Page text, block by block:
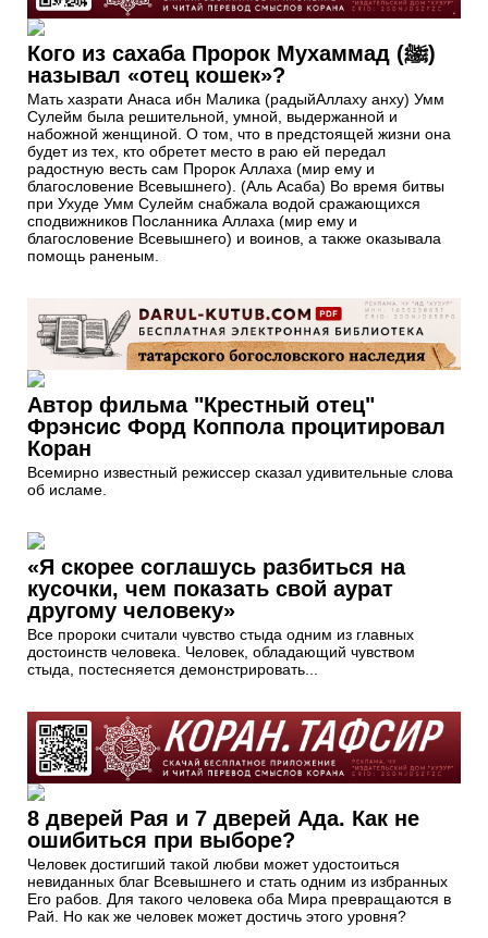
Кого из сахаба Пророк Мухаммад (ﷺ)
называл «отец кошек»?
Мать хазрати Анаса ибн Малика (радыйАллаху анху) Умм
Сулейм была решительной, умной, выдержанной и
набожной женщиной. О том, что в предстоящей жизни она
будет из тех, кто обретет место в раю ей передал
радостную весть сам Пророк Аллаха (мир ему и
благословение Всевышнего). (Аль Асаба) Во время битвы
при Ухуде Умм Сулейм снабжала водой сражающихся
сподвижников Посланника Аллаха (мир ему и
благословение Всевышнего) и воинов, а также оказывала
помощь раненым.
Автор фильма "Крестный отец"
Фрэнсис Форд Коппола процитировал
Коран
Всемирно известный режиссер сказал удивительные слова
об исламе.
«Я скорее соглашусь разбиться на
кусочки, чем показать свой аурат
другому человеку»
Все пророки считали чувство стыда одним из главных
достоинств человека. Человек, обладающий чувством
стыда, постесняется демонстрировать...
8 дверей Рая и 7 дверей Ада. Как не
ошибиться при выборе?
Человек достигший такой любви может удостоиться
невиданных благ Всевышнего и стать одним из избранных
Его рабов. Для такого человека оба Мира превращаются в
Рай. Но как же человек может достичь этого уровня?